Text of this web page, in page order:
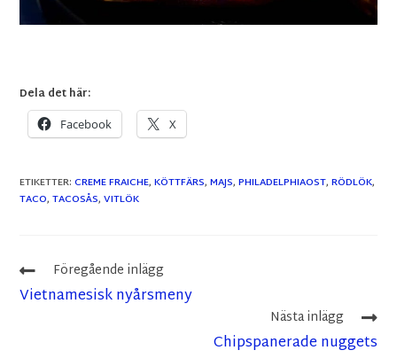
Dela det här:
Facebook X
ETIKETTER:CREME FRAICHE, KÖTTFÄRS, MAJS, PHILADELPHIAOST, RÖDLÖK,
TACO, TACOSÅS, VITLÖK
Föregående inlägg
Vietnamesisk nyårsmeny
Nästa inlägg
Chipspanerade nuggets